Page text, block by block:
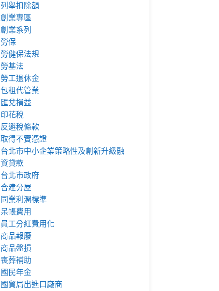
列舉扣除額
創業專區
創業系列
勞保
勞健保法規
勞基法
勞工退休金
包租代管業
匯兌損益
印花稅
反避稅條款
取得不實憑證
台北市中小企業策略性及創新升級融
資貸款
台北市政府
合建分屋
同業利潤標準
呆帳費用
員工分紅費用化
商品報廢
商品盤損
喪葬補助
國民年金
國貿局出進口廠商